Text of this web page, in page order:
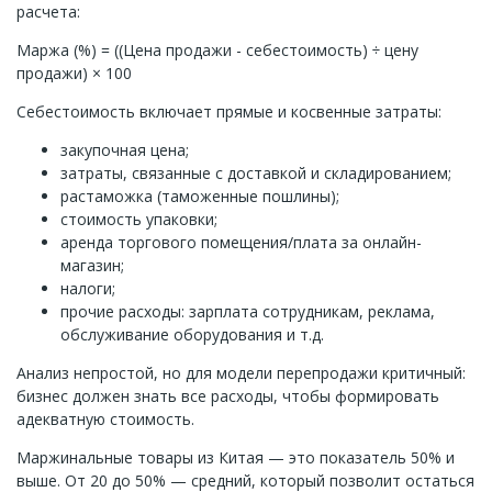
расчета:
Маржа (%) = ((Цена продажи - себестоимость) ÷ цену
продажи) ​× 100
Себестоимость включает прямые и косвенные затраты:
закупочная цена;
затраты, связанные с доставкой и складированием;
растаможка (таможенные пошлины);
стоимость упаковки;
аренда торгового помещения/плата за онлайн-
магазин;
налоги;
прочие расходы: зарплата сотрудникам, реклама,
обслуживание оборудования и т.д.
Анализ непростой, но для модели перепродажи критичный:
бизнес должен знать все расходы, чтобы формировать
адекватную стоимость.
Маржинальные товары из Китая — это показатель 50% и
выше. От 20 до 50% — средний, который позволит остаться